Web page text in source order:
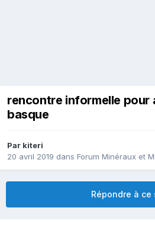
rencontre informelle pour
basque
Par kiteri
20 avril 2019 dans Forum Minéraux et
Répondre à ce